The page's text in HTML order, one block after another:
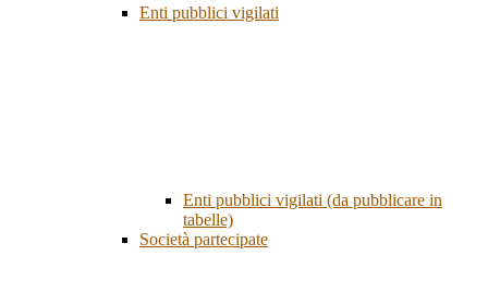
Enti pubblici vigilati
Enti pubblici vigilati (da pubblicare in
tabelle)
Società partecipate